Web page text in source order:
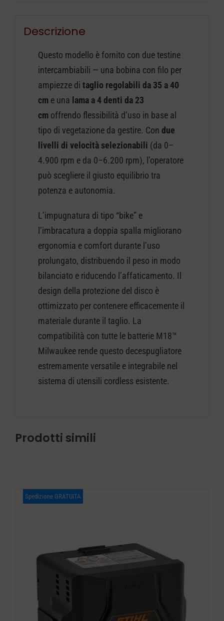
Descrizione
Questo modello è fornito con due testine
intercambiabili — una bobina con filo per
ampiezze ditaglio regolabili da 35 a 40
cm e una lama a 4 denti da 23
cm offrendo flessibilità d’uso in base al
tipo di vegetazione da gestire. Condue
livelli di velocità selezionabili (da 0–
4.900 rpm e da 0–6.200 rpm), l’operatore
può scegliere il giusto equilibrio tra
potenza e autonomia.
L’impugnatura di tipo “bike” e
l’imbracatura a doppia spalla migliorano
ergonomia e comfort durante l’uso
prolungato, distribuendo il peso in modo
bilanciato e riducendo l’affaticamento. Il
design della protezione del disco è
ottimizzato per contenere efficacemente il
materiale durante il taglio. La
compatibilità con tutte le batterie M18™
Milwaukee rende questo decespugliatore
estremamente versatile e integrabile nel
sistema di utensili cordless esistente.
Prodotti simili
Spedizione GRATUITA